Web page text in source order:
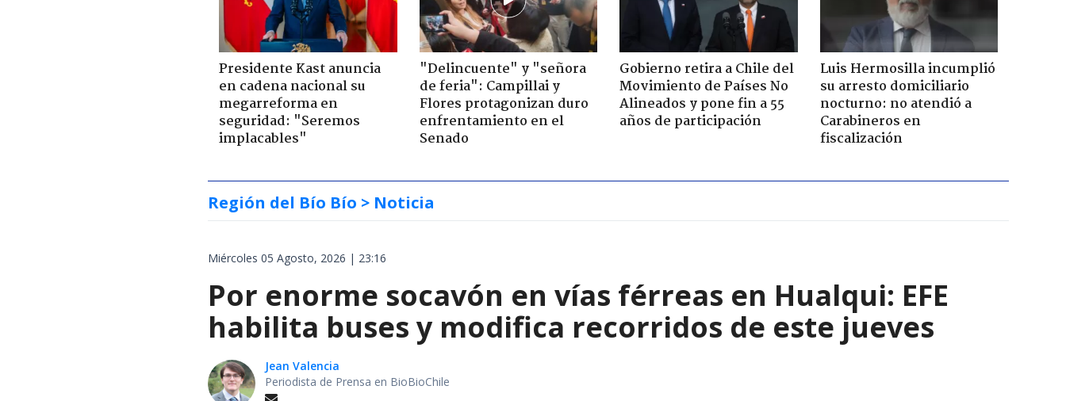
Presidente Kast anuncia
en cadena nacional su
megarreforma en
seguridad: "Seremos
implacables"
"Delincuente" y "señora
de feria": Campillai y
Flores protagonizan duro
enfrentamiento en el
Senado
Gobierno retira a Chile del
Movimiento de Países No
Alineados y pone fin a 55
años de participación
Luis Hermosilla incumplió
su arresto domiciliario
nocturno: no atendió a
Carabineros en
fiscalización
Región del Bío Bío > Noticia
Miércoles 05 Agosto, 2026 | 23:16
Por enorme socavón en vías férreas en Hualqui: EFE
habilita buses y modifica recorridos de este jueves
Jean Valencia
Periodista de Prensa en BioBioChile